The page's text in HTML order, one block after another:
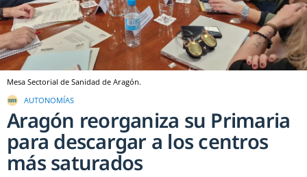
Mesa Sectorial de Sanidad de Aragón.
AUTONOMÍAS
Aragón reorganiza su Primaria
para descargar a los centros
más saturados